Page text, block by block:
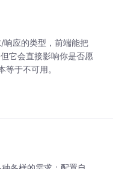
响应的类型，前端能把
它会直接影响你是否愿
于不可用。